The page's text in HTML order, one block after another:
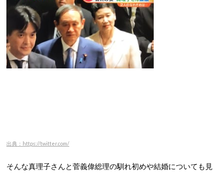
出典：https://twitter.com/
そんな真理子さんと菅義偉総理の馴れ初めや結婚についても見